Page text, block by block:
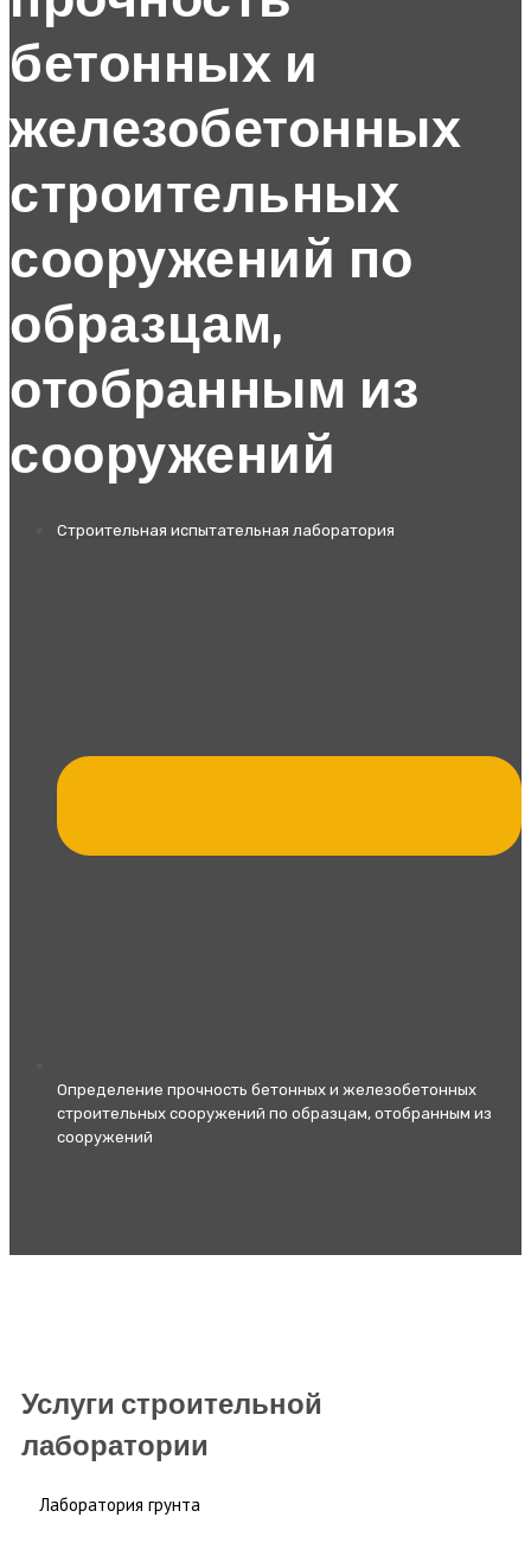
бетонных и
железобетонных
строительных
сооружений по
образцам,
отобранным из
сооружений
Строительная испытательная лаборатория
Определение прочность бетонных и железобетонных
строительных сооружений по образцам, отобранным из
сооружений
Услуги строительной
лаборатории
Лаборатория грунта